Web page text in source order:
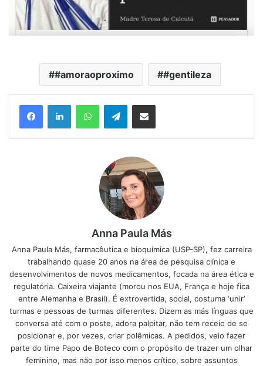
#amoraoproximo #gentileza
Telegram
Anna Paula Más
Anna Paula Más, farmacêutica e bioquímica (USP-SP), fez carreira
trabalhando quase 20 anos na área de pesquisa clínica e
desenvolvimentos de novos medicamentos, focada na área ética e
regulatória. Caixeira viajante (morou nos EUA, França e hoje fica
entre Alemanha e Brasil). É extrovertida, social, costuma ‘unir’
turmas e pessoas de turmas diferentes. Dizem as más línguas que
conversa até com o poste, adora palpitar, não tem receio de se
posicionar e, por vezes, criar polêmicas. A pedidos, veio fazer
parte do time Papo de Boteco com o propósito de trazer um olhar
feminino, mas não por isso menos crítico, sobre assuntos